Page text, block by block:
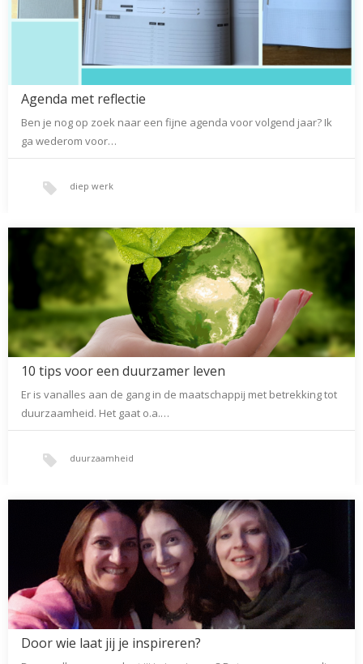
Agenda met reflectie
Ben je nog op zoek naar een fijne agenda voor volgend jaar? Ik
ga wederom voor…
diep werk
10 tips voor een duurzamer leven
Er is vanalles aan de gang in de maatschappij met betrekking tot
duurzaamheid. Het gaat o.a.…
duurzaamheid
Door wie laat jij je inspireren?